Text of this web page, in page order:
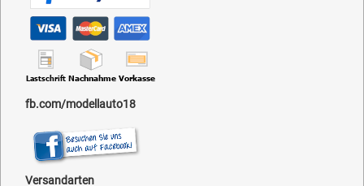
fb.com/modellauto18
Versandarten